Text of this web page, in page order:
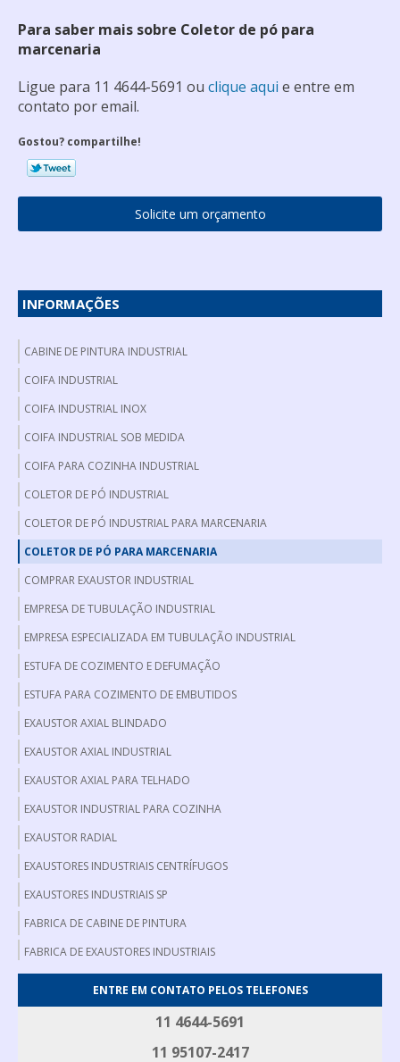
Para saber mais sobre Coletor de pó para
marcenaria
Ligue para 11 4644-5691 ou clique aqui e entre em
contato por email.
Gostou? compartilhe!
Solicite um orçamento
INFORMAÇÕES
CABINE DE PINTURA INDUSTRIAL
COIFA INDUSTRIAL
COIFA INDUSTRIAL INOX
COIFA INDUSTRIAL SOB MEDIDA
COIFA PARA COZINHA INDUSTRIAL
COLETOR DE PÓ INDUSTRIAL
COLETOR DE PÓ INDUSTRIAL PARA MARCENARIA
COLETOR DE PÓ PARA MARCENARIA
COMPRAR EXAUSTOR INDUSTRIAL
EMPRESA DE TUBULAÇÃO INDUSTRIAL
EMPRESA ESPECIALIZADA EM TUBULAÇÃO INDUSTRIAL
ESTUFA DE COZIMENTO E DEFUMAÇÃO
ESTUFA PARA COZIMENTO DE EMBUTIDOS
EXAUSTOR AXIAL BLINDADO
EXAUSTOR AXIAL INDUSTRIAL
EXAUSTOR AXIAL PARA TELHADO
EXAUSTOR INDUSTRIAL PARA COZINHA
EXAUSTOR RADIAL
EXAUSTORES INDUSTRIAIS CENTRÍFUGOS
EXAUSTORES INDUSTRIAIS SP
FABRICA DE CABINE DE PINTURA
FABRICA DE EXAUSTORES INDUSTRIAIS
FABRICANTE DE FILTRO DE MANGA
ENTRE EM CONTATO PELOS TELEFONES
11 4644-5691
11 95107-2417